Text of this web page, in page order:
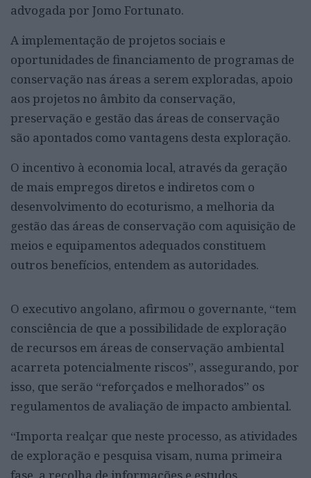
advogada por Jomo Fortunato.
A implementação de projetos sociais e
oportunidades de financiamento de programas de
conservação nas áreas a serem exploradas, apoio
aos projetos no âmbito da conservação,
preservação e gestão das áreas de conservação
são apontados como vantagens desta exploração.
O incentivo à economia local, através da geração
de mais empregos diretos e indiretos com o
desenvolvimento do ecoturismo, a melhoria da
gestão das áreas de conservação com aquisição de
meios e equipamentos adequados constituem
outros benefícios, entendem as autoridades.
O executivo angolano, afirmou o governante, “tem
consciência de que a possibilidade de exploração
de recursos em áreas de conservação ambiental
acarreta potencialmente riscos”, assegurando, por
isso, que serão “reforçados e melhorados” os
regulamentos de avaliação de impacto ambiental.
“Importa realçar que neste processo, as atividades
de exploração e pesquisa visam, numa primeira